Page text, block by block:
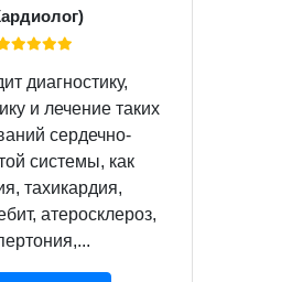
диагностику,
и лечение таких
сердечно-
системы, как
тахикардия,
атеросклероз,